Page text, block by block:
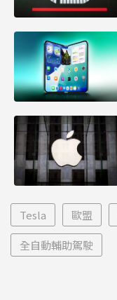
Tesla 歐盟
全自動輔助駕駛